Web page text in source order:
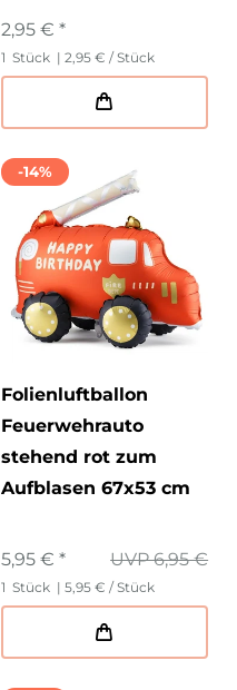
2,95 € *
1 Stück | 2,95 € / Stück
-14%
Folienluftballon
Feuerwehrauto
stehend rot zum
Aufblasen 67x53 cm
UVP 6,95 €
5,95 € *
1 Stück | 5,95 € / Stück